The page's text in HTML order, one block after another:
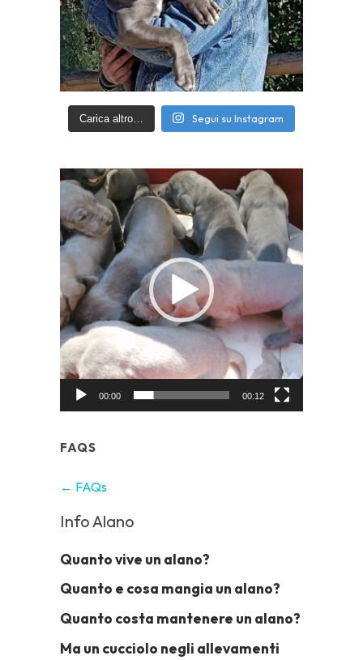
Carica altro… Segui su Instagram
Video
Player
00:00 00:12
FAQS
← FAQs
Info Alano
Quanto vive un alano?
Quanto e cosa mangia un alano?
Quanto costa mantenere un alano?
Ma un cucciolo negli allevamenti